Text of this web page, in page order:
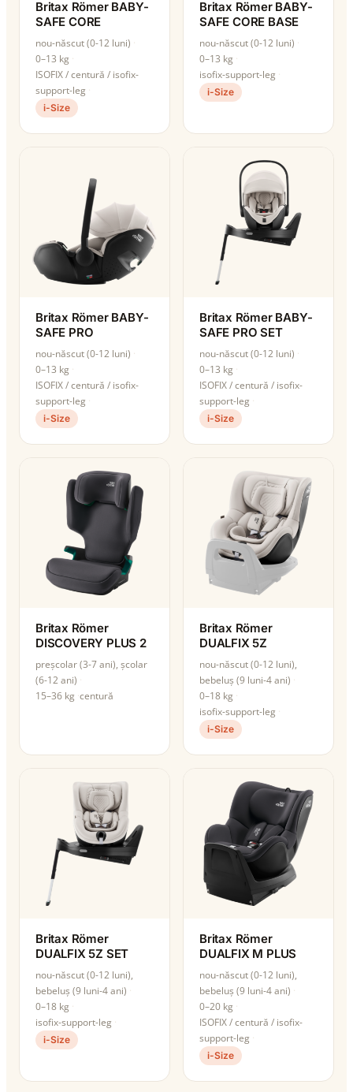
Britax Römer BABY-
SAFE CORE
nou-născut (0-12 luni)
0–13 kg
ISOFIX / centură / isofix-
support-leg
i-Size
Britax Römer BABY-
SAFE CORE BASE
nou-născut (0-12 luni)
0–13 kg
isofix-support-leg
i-Size
Britax Römer BABY-
SAFE PRO
nou-născut (0-12 luni)
0–13 kg
ISOFIX / centură / isofix-
support-leg
i-Size
Britax Römer BABY-
SAFE PRO SET
nou-născut (0-12 luni)
0–13 kg
ISOFIX / centură / isofix-
support-leg
i-Size
Britax Römer
DISCOVERY PLUS 2
preșcolar (3-7 ani), școlar
(6-12 ani)
15–36 kg centură
Britax Römer
DUALFIX 5Z
nou-născut (0-12 luni),
bebeluș (9 luni-4 ani)
0–18 kg
isofix-support-leg
i-Size
Britax Römer
DUALFIX 5Z SET
nou-născut (0-12 luni),
bebeluș (9 luni-4 ani)
0–18 kg
isofix-support-leg
i-Size
Britax Römer
DUALFIX M PLUS
nou-născut (0-12 luni),
bebeluș (9 luni-4 ani)
0–20 kg
ISOFIX / centură / isofix-
support-leg
i-Size